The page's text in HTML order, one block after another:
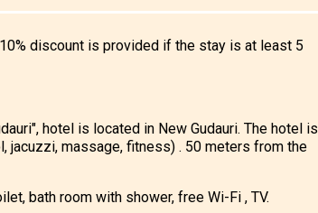
discount is provided if the stay is at least 5
hotel is located in New Gudauri. The hotel is
jacuzzi, massage, fitness) . 50 meters from the
bath room with shower, free Wi-Fi , TV.